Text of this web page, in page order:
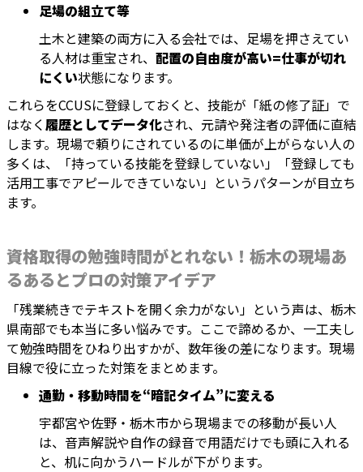
足場の組立て等
土木と建築の両方に入る会社では、足場を押さえてい
る人材は重宝され、 配置の自由度が高い=仕事が切れ
にくい状態になります。
これらをCCUSに登録しておくと、技能が「紙の修了証」で
はなく履歴としてデータ化され、元請や発注者の評価に直結
します。現場で頼りにされているのに単価が上がらない人の
多くは、「持っている技能を登録していない」「登録しても
活用工事でアピールできていない」というパターンが目立ち
ます。
資格取得の勉強時間がとれない！栃木の現場あ
るあるとプロの対策アイデア
「残業続きでテキストを開く余力がない」という声は、栃木
県南部でも本当に多い悩みです。ここで諦めるか、一工夫し
て勉強時間をひねり出すかが、数年後の差になります。現場
目線で役に立った対策をまとめます。
通勤・移動時間を“暗記タイム”に変える
宇都宮や佐野・栃木市から現場までの移動が長い人
は、音声解説や自作の録音で用語だけでも頭に入れる
と、机に向かうハードルが下がります。